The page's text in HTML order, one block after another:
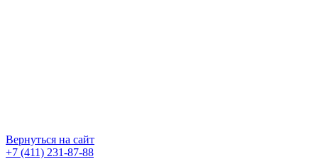
Вернуться на сайт
+7 (411) 231-87-88